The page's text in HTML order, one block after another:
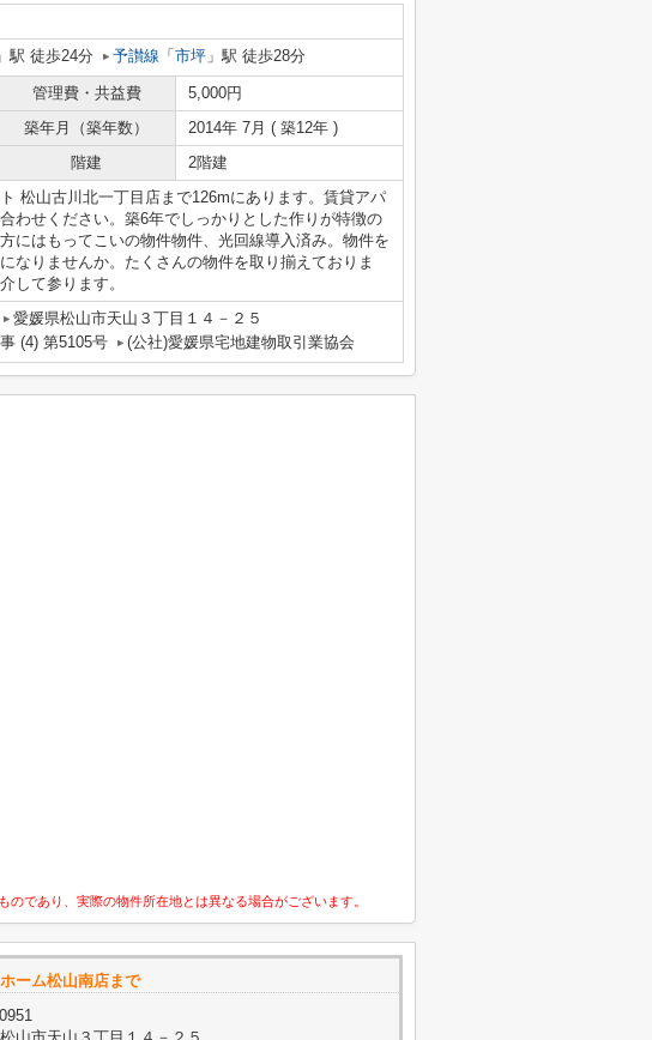
」駅 徒歩24分 予讃線 「 市坪 」駅 徒歩28分
管理費・共益費
5,000円
築年月（築年数）
2014年 7月 ( 築12年 )
階建 2階建
松山古川北一丁目店まで126mにあります。賃貸アパ
わせください。築6年でしっかりとした作りが特徴の
にはもってこいの物件物件、光回線導入済み。物件を
なりませんか。たくさんの物件を取り揃えておりま
して参ります。
愛媛県松山市天山３丁目１４－２５
(4) 第5105号 (公社)愛媛県宅地建物取引業協会
であり、実際の物件所在地とは異なる場合がございます。
ーム松山南店まで